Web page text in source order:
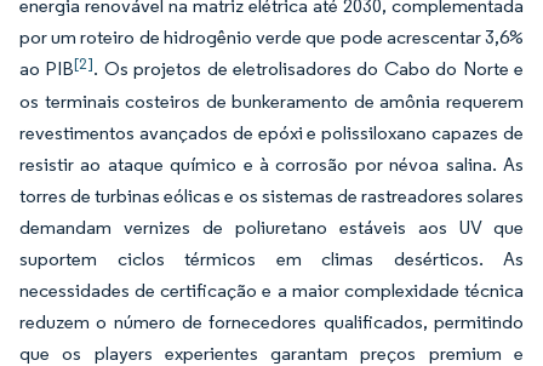
energia renovável na matriz elétrica até 2030, complementada
por um roteiro de hidrogênio verde que pode acrescentar 3,6%
ao PIB[2]. Os projetos de eletrolisadores do Cabo do Norte e
os terminais costeiros de bunkeramento de amônia requerem
revestimentos avançados de epóxi e polissiloxano capazes de
resistir ao ataque químico e à corrosão por névoa salina. As
torres de turbinas eólicas e os sistemas de rastreadores solares
demandam vernizes de poliuretano estáveis aos UV que
suportem ciclos térmicos em climas desérticos. As
necessidades de certificação e a maior complexidade técnica
reduzem o número de fornecedores qualificados, permitindo
que os players experientes garantam preços premium e